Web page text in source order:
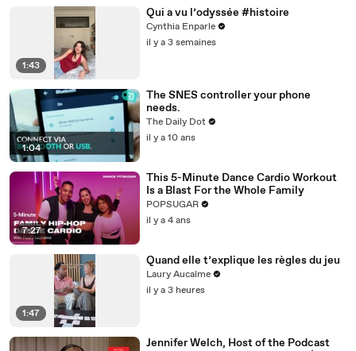
1:43
Qui a vu l’odyssée #histoire
Cynthia Enparle
il y a 3 semaines
1:04
The SNES controller your phone
needs.
The Daily Dot
il y a 10 ans
7:27
This 5-Minute Dance Cardio Workout
Is a Blast For the Whole Family
POPSUGAR
il y a 4 ans
1:47
Quand elle t’explique les règles du jeu
Laury Aucalme
il y a 3 heures
Jennifer Welch, Host of the Podcast